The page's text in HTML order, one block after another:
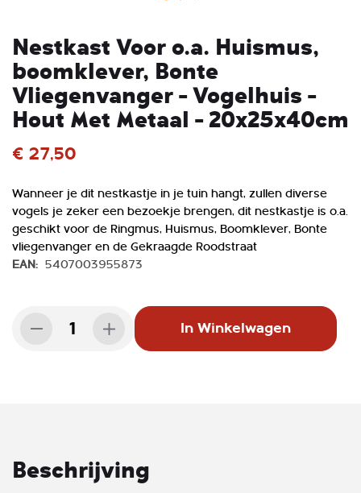
het
begin
van
de
afbeeldingen-
Nestkast Voor o.a. Huismus,
boomklever, Bonte
Vliegenvanger - Vogelhuis -
Hout Met Metaal - 20x25x40cm
€ 27,50
Wanneer je dit nestkastje in je tuin hangt, zullen diverse
vogels je zeker een bezoekje brengen, dit nestkastje is o.a.
geschikt voor de Ringmus, Huismus, Boomklever, Bonte
vliegenvanger en de Gekraagde Roodstraat
EAN: 5407003955873
In Winkelwagen
Beschrijving